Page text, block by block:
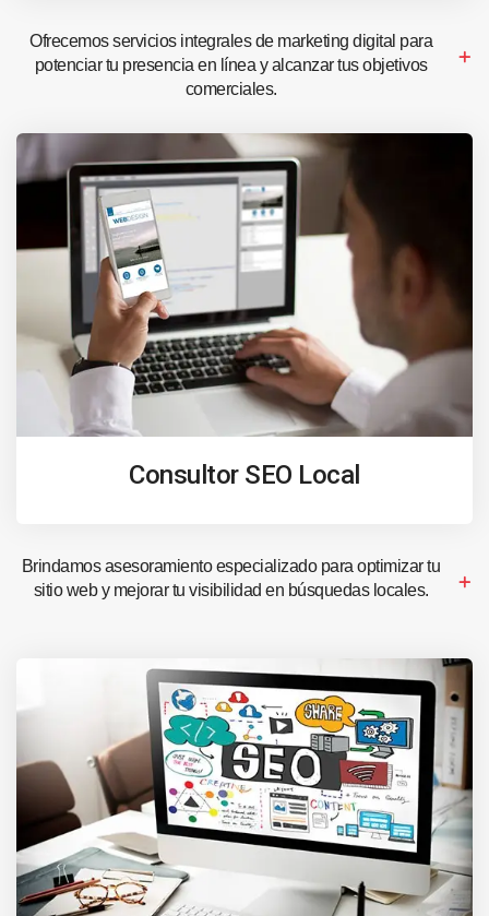
Ofrecemos servicios integrales de marketing digital para
potenciar tu presencia en línea y alcanzar tus objetivos
comerciales.
Consultor SEO Local
Brindamos asesoramiento especializado para optimizar tu
sitio web y mejorar tu visibilidad en búsquedas locales.